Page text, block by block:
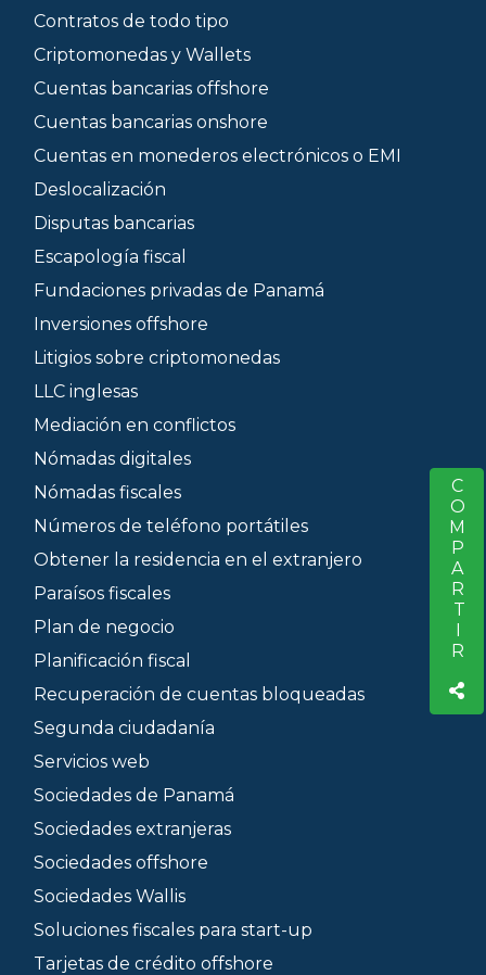
COMPARTIR
Contratos de todo tipo
Criptomonedas y Wallets
Cuentas bancarias offshore
Cuentas bancarias onshore
Cuentas en monederos electrónicos o EMI
Deslocalización
Disputas bancarias
Escapología fiscal
Fundaciones privadas de Panamá
Inversiones offshore
Litigios sobre criptomonedas
LLC inglesas
Mediación en conflictos
Nómadas digitales
Nómadas fiscales
Números de teléfono portátiles
Obtener la residencia en el extranjero
Paraísos fiscales
Plan de negocio
Planificación fiscal
Recuperación de cuentas bloqueadas
Segunda ciudadanía
Servicios web
Sociedades de Panamá
Sociedades extranjeras
Sociedades offshore
Sociedades Wallis
Soluciones fiscales para start-up
Tarjetas de crédito offshore